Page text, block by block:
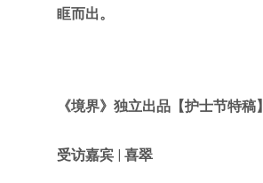
眶而出。
《境界》 独立出品【护士节特稿】
受访嘉宾 | 喜翠